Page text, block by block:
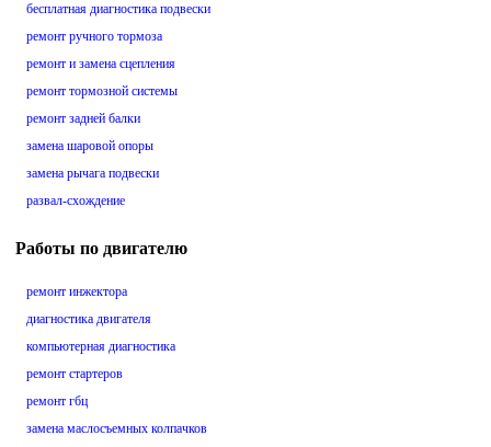
бесплатная диагностика подвески
ремонт ручного тормоза
ремонт и замена сцепления
ремонт тормозной системы
ремонт задней балки
замена шаровой опоры
замена рычага подвески
развал-схождение
Работы по двигателю
ремонт инжектора
диагностика двигателя
компьютерная диагностика
ремонт стартеров
ремонт гбц
замена маслосъемных колпачков